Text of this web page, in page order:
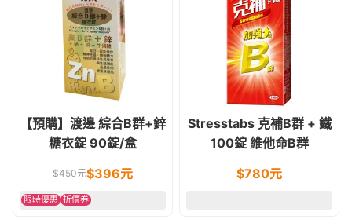
【預購】渡邊 綜合B群+鋅
糖衣錠 90錠/盒
$450元$396元
限時優惠 折價券
Stresstabs 克補B群 + 鐵
100錠 維他命B群
$780元